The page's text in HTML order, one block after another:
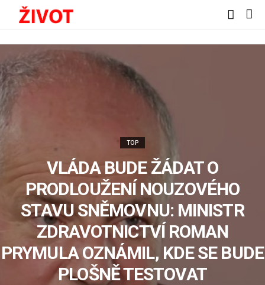
TOP
VLÁDA BUDE ŽÁDAT O
PRODLOUŽENÍ NOUZOVÉHO
STAVU SNĚMOVNU: MINISTR
ZDRAVOTNICTVÍ ROMAN
PRYMULA OZNÁMIL, KDE SE BUDE
PLOŠNĚ TESTOVAT